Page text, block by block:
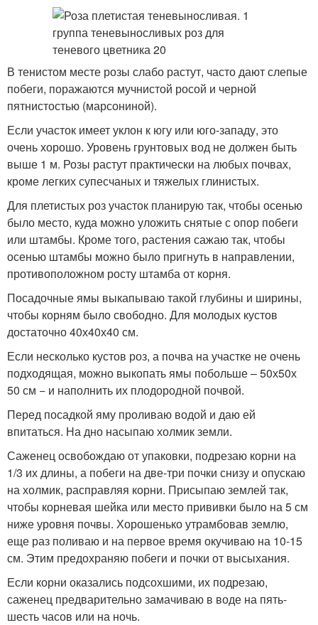
В тенистом месте розы слабо растут, часто дают слепые
побеги, поражаются мучнистой росой и черной
пятнистостью (марсониной).
Если участок имеет уклон к югу или юго-западу, это
очень хорошо. Уровень грунтовых вод не должен быть
выше 1 м. Розы растут практически на любых почвах,
кроме легких супесчаных и тяжелых глинистых.
Для плетистых роз участок планирую так, чтобы осенью
было место, куда можно уложить снятые с опор побеги
или штамбы. Кроме того, растения сажаю так, чтобы
осенью штамбы можно было пригнуть в направлении,
противоположном росту штамба от корня.
Посадочные ямы выкапываю такой глубины и ширины,
чтобы корням было свободно. Для молодых кустов
достаточно 40х40х40 см.
Если несколько кустов роз, а почва на участке не очень
подходящая, можно выкопать ямы побольше – 50х50х
50 см − и наполнить их плодородной почвой.
Перед посадкой яму проливаю водой и даю ей
впитаться. На дно насыпаю холмик земли.
Саженец освобождаю от упаковки, подрезаю корни на
1/3 их длины, а побеги на две-три почки снизу и опускаю
на холмик, расправляя корни. Присыпаю землей так,
чтобы корневая шейка или место прививки было на 5 см
ниже уровня почвы. Хорошенько утрамбовав землю,
еще раз поливаю и на первое время окучиваю на 10-15
см. Этим предохраняю побеги и почки от высыхания.
Если корни оказались подсохшими, их подрезаю,
саженец предварительно замачиваю в воде на пять-
шесть часов или на ночь.